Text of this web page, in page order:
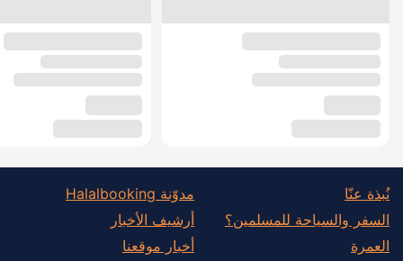
نُبذة عنّا
السفر والسياحة للمسلمين؟
العمرة
مدوّنة Halalbooking
أرشيف الأخبار
أخبار موقعنا